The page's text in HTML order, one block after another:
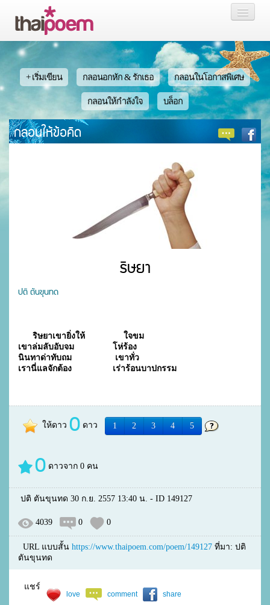
หน้าแรก
กลอน
เรื่องสั้น นิยาย
บล็อก
+ เริ่มเขียน กลอนอกหัก & รักเธอ กลอนในโอกาสพิเศษ
กลอนให้กำลังใจ บล็อก
กลอนให้ข้อคิด
ริษยา
ปติ ตันขุนทด
ริษยาเขายิ่งให้                ใจขม
เขาล่มลับอับจม                โห่ร้อง
นินทาด่าทับถม                  เขาทั่ว
เรานี่แลจักต้อง                 เร่าร้อนบาปกรรม
ให้ดาว 0 ดาว 1 2 3 4 5
0 ดาวจาก 0 คน
ปติ ตันขุนทด 30 ก.ย. 2557 13:40 น. - ID 149127
4039 0 0
URL แบบสั้น https://www.thaipoem.com/poem/149127 ที่มา: ปติ
ตันขุนทด
แชร์
love comment share